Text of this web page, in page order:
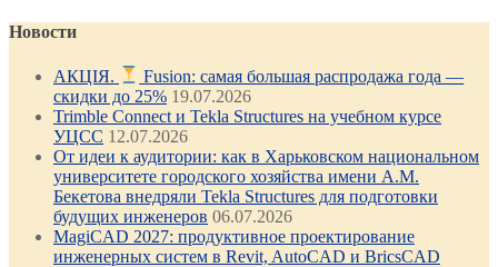
Новости
АКЦІЯ.
Fusion: самая большая распродажа года —
скидки до 25% 19.07.2026
Trimble Connect и Tekla Structures на учебном курсе
УЦСС 12.07.2026
От идеи к аудитории: как в Харьковском национальном
университете городского хозяйства имени А.М.
Бекетова внедряли Tekla Structures для подготовки
будущих инженеров 06.07.2026
MagiCAD 2027: продуктивное проектирование
инженерных систем в Revit, AutoCAD и BricsCAD